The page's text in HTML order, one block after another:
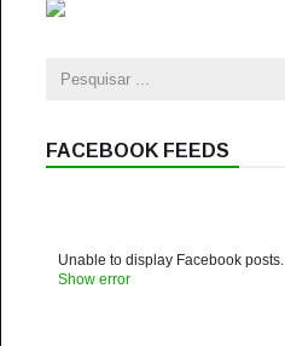
FACEBOOK FEEDS
Unable to display Facebook posts.
Show error